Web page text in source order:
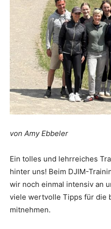
von Amy Ebbeler
Ein tolles und lehrreiches
hinter uns! Beim DJIM-
wir noch einmal intensiv an
viele wertvolle Tipps für die
mitnehmen.